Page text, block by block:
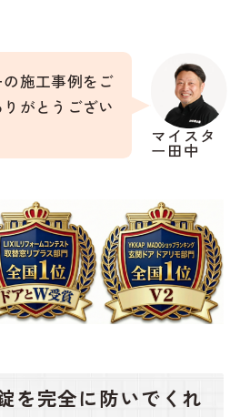
マイスタ
ー田中
施工事例をご
がとうござい
を完全に防いでくれ